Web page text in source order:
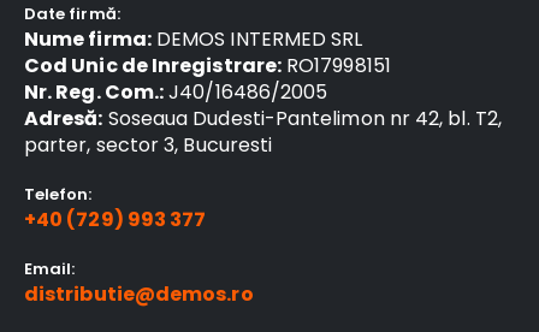
Date firmă:
Nume firma:DEMOS INTERMED SRL
Cod Unic de Inregistrare: RO17998151
Nr. Reg. Com.:J40/16486/2005
Adresă: Soseaua Dudesti-Pantelimon nr 42, bl. T2,
parter, sector 3, Bucuresti
Telefon:
+40 (729) 993 377
Email:
distributie@demos.ro